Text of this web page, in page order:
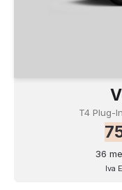
T4 Plug-
36
Iva